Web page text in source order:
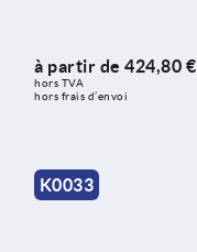
à partir de 424,80 €
hors TVA
hors frais d’envoi
K0033